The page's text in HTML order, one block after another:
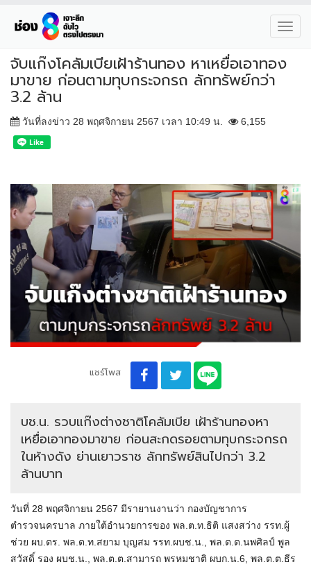
จับแก๊งโคลัมเบียเฝ้าร้านทอง หาเหยื่อเอาทอง
มาขาย ก่อนตามทุบกระจกรถ ลักทรัพย์กว่า
3.2 ล้าน
วันที่ลงข่าว 28 พฤศจิกายน 2567 เวลา 10:49 น. 6,155
แชร์โพส
บช.น. รวบแก๊งต่างชาติโคลัมเบีย เฝ้าร้านทองหา
เหยื่อเอาทองมาขาย ก่อนสะกดรอยตามทุบกระจกรถ
ในห้างดัง ย่านเยาวราช ลักทรัพย์สินไปกว่า 3.2
ล้านบาท
วันที่ 28 พฤศจิกายน 2567 มีรายานงานว่า กองบัญชาการ
ตำรวจนครบาล ภายใต้อำนวยการของ พล.ต.ท.ธิติ แสงสว่าง รรท.ผู้
ช่วย ผบ.ตร. พล.ต.ท.สยาม บุญสม รรท.ผบช.น., พล.ต.ต.นพศิลป์ พูล
สวัสดิ์ รอง ผบช.น., พล.ต.ต.สามารถ พรหมชาติ ผบก.น.6, พล.ต.ต.ธีร